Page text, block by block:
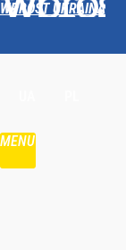
WPROST UKRAINA
MENU